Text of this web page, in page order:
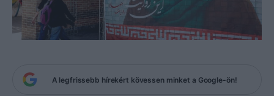
A legfrissebb hírekért kövessen minket a Google-ön!